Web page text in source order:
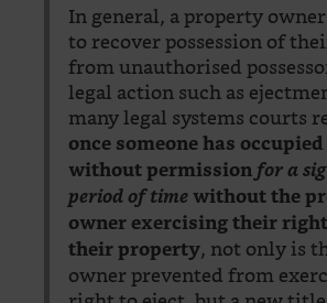
In general, a property
to recover possession of
from unauthorised
legal action such as
many legal systems courts
once someone has
without permissionfor a
period of timewithout the
owner exercising their
their property, not only is
owner prevented from